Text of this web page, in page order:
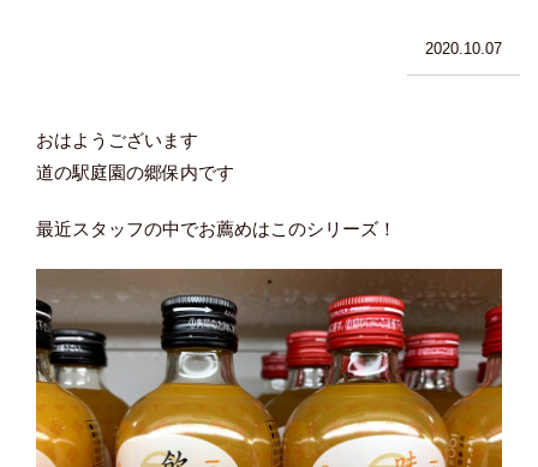
2020.10.07
おはようございます
道の駅庭園の郷保内です
最近スタッフの中でお薦めはこのシリーズ！